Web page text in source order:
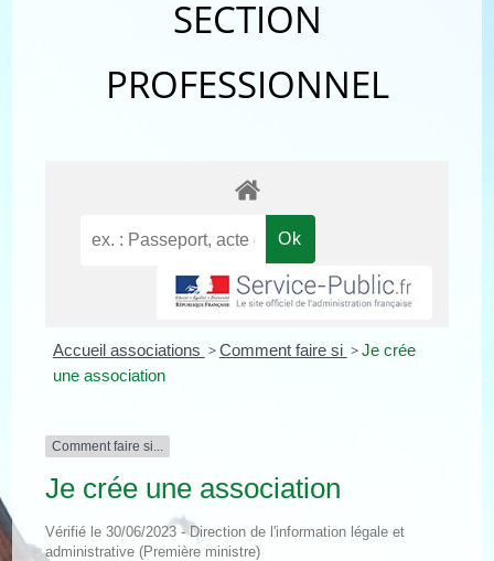
SECTION
PROFESSIONNEL
Accueil associations >Comment faire si >Je crée
une association
Comment faire si...
Je crée une association
Vérifié le 30/06/2023 - Direction de l'information légale et
administrative (Première ministre)